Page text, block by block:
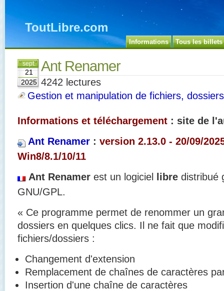
ToutLibre.com
Informations Tous les billets
sept.
21
2025
Ant Renamer
4242 lectures
Gestion et manipulation de fichiers,
Informations et téléchargement : site de
Ant Renamer : version 2.13.0 - 20/09/
Win8/8.1/10/11
Ant Renamer est un logiciel libre distribué
GNU/GPL.
« Ce programme permet de renommer un
dossiers en quelques clics. Il ne fait que
fichiers/dossiers :
Changement d'extension
Remplacement de chaînes de caractères
Insertion d'une chaîne de caractères